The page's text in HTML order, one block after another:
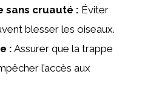
sans cruauté : Éviter
blesser les oiseaux.
: Assurer que la trappe
l’accès aux